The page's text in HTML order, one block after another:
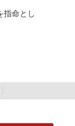
指命とし